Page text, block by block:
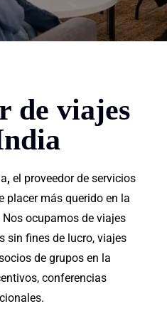
de viajes
,el proveedor deservicios
placermás querido en la
ocupamos de viajes
sin fines de lucro, viajes
degrupos en la
conferencias
.